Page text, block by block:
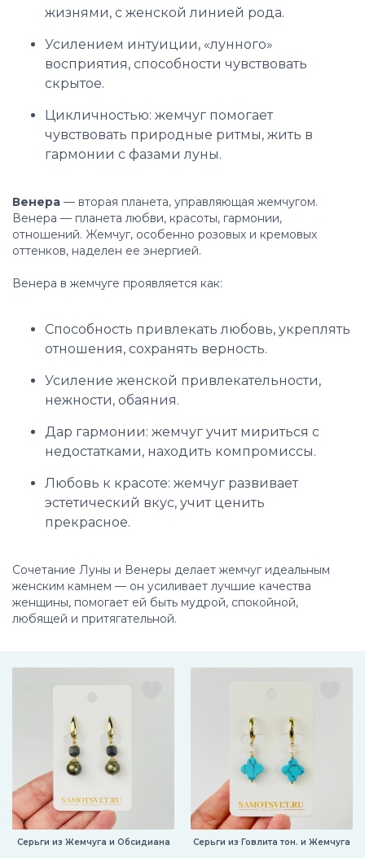
жизнями, с женской линией рода.
Усилением интуиции, «лунного»
восприятия, способности чувствовать
скрытое.
Цикличностью: жемчуг помогает
чувствовать природные ритмы, жить в
гармонии с фазами луны.
Венера — вторая планета, управляющая жемчугом.
Венера — планета любви, красоты, гармонии,
отношений. Жемчуг, особенно розовых и кремовых
оттенков, наделен ее энергией.
Венера в жемчуге проявляется как:
Способность привлекать любовь, укреплять
отношения, сохранять верность.
Усиление женской привлекательности,
нежности, обаяния.
Дар гармонии: жемчуг учит мириться с
недостатками, находить компромиссы.
Любовь к красоте: жемчуг развивает
эстетический вкус, учит ценить
прекрасное.
Сочетание Луны и Венеры делает жемчуг идеальным
женским камнем — он усиливает лучшие качества
женщины, помогает ей быть мудрой, спокойной,
любящей и притягательной.
Серьги из Жемчуга и Обсидиана Серьги из Говлита тон. и Жемчуга